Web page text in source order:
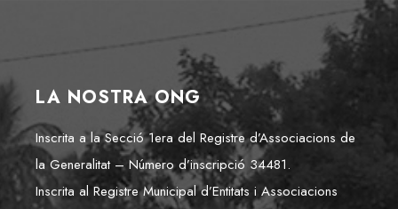
LA NOSTRA ONG
Inscrita a la Secció 1era del Registre d’Associacions de
la Generalitat – Número d’inscripció 34481.
Inscrita al Registre Municipal d’Entitats i Associacions